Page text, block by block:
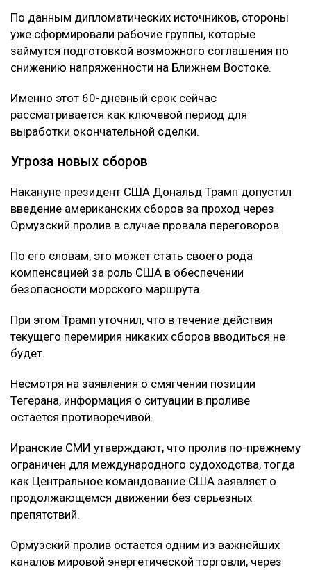
По данным дипломатических источников, стороны
уже сформировали рабочие группы, которые
займутся подготовкой возможного соглашения по
снижению напряженности на Ближнем Востоке.
Именно этот 60-дневный срок сейчас
рассматривается как ключевой период для
выработки окончательной сделки.
Угроза новых сборов
Накануне президент США Дональд Трамп допустил
введение американских сборов за проход через
Ормузский пролив в случае провала переговоров.
По его словам, это может стать своего рода
компенсацией за роль США в обеспечении
безопасности морского маршрута.
При этом Трамп уточнил, что в течение действия
текущего перемирия никаких сборов вводиться не
будет.
Несмотря на заявления о смягчении позиции
Тегерана, информация о ситуации в проливе
остается противоречивой.
Иранские СМИ утверждают, что пролив по-прежнему
ограничен для международного судоходства, тогда
как Центральное командование США заявляет о
продолжающемся движении без серьезных
препятствий.
Ормузский пролив остается одним из важнейших
каналов мировой энергетической торговли, через